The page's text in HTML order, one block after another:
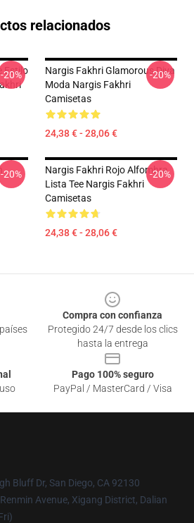
relacionados
Estilo
-20%
Nargis Fakhri Glamorous Diva
Moda Nargis Fakhri
Camisetas
24,38 € - 28,06 €
-20%
-20%
Nargis Fakhri Rojo Alfombra
Lista Tee Nargis Fakhri
Camisetas
24,38 € - 28,06 €
-20%
Compra con confianza
Protegido 24/7 desde los clics
hasta la entrega
Pago 100% seguro
PayPal / MasterCard / Visa
Bluff Dr, San Diego, CA 92130
Avenue, Xigang District, Dalian